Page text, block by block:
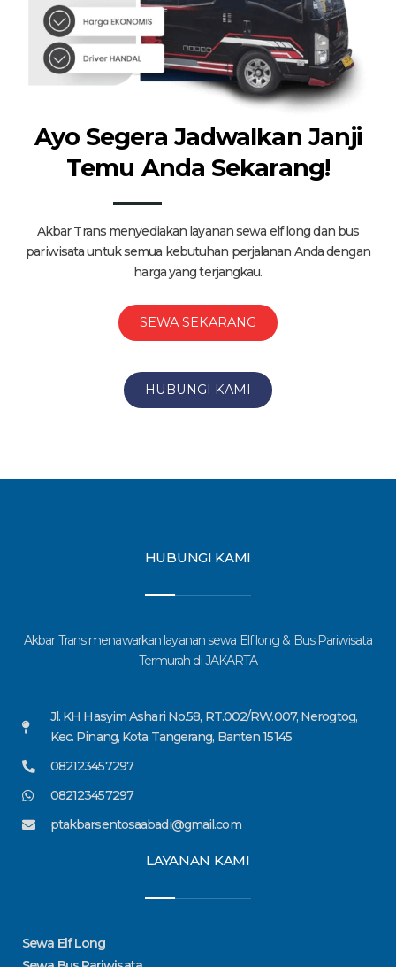
Ayo Segera Jadwalkan Janji
Temu Anda Sekarang!
Akbar Trans menyediakan layanan sewa elf long dan bus
pariwisata untuk semua kebutuhan perjalanan Anda dengan
harga yang terjangkau.
SEWA SEKARANG
HUBUNGI KAMI
HUBUNGI KAMI
Akbar Trans menawarkan layanan sewa Elf long & Bus Pariwisata
Termurah di JAKARTA
Jl. KH Hasyim Ashari No.58, RT.002/RW.007, Nerogtog,
Kec. Pinang, Kota Tangerang, Banten 15145
082123457297
082123457297
ptakbarsentosaabadi@gmail.com
LAYANAN KAMI
Sewa Elf Long